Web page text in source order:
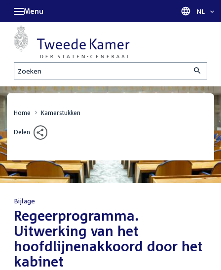
Zoeken
Menu Taal
NL
Home Kamerstukken
Delen
Bijlage
:Regeerprogramma.
Uitwerking van het
hoofdlijnenakkoord door het
kabinet